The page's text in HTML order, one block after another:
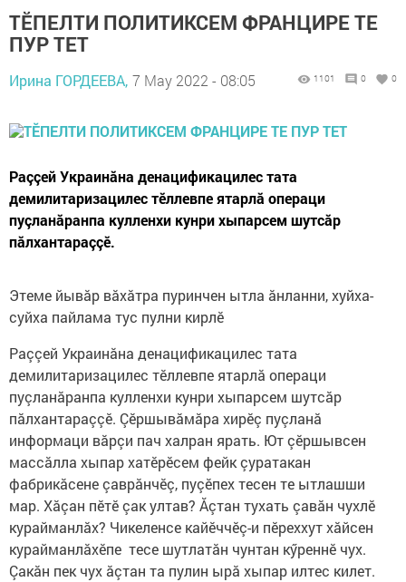
ТӖПЕЛТИ ПОЛИТИКСЕМ ФРАНЦИРЕ ТЕ
ПУР ТЕТ
Ирина ГОРДЕЕВА, 7 May 2022 - 08:05 1101 0 0
Раççей Украинăна денацификацилес тата
демилитаризацилес тӗллевпе ятарлă операци
пуçланăранпа кулленхи кунри хыпарсем шутсăр
пăлхантараççӗ.
Этеме йывăр вăхăтра пуринчен ытла ăнланни, хуйха-
суйха пайлама тус пулни кирлӗ
Раççей Украинăна денацификацилес тата
демилитаризацилес тӗллевпе ятарлă операци
пуçланăранпа кулленхи кунри хыпарсем шутсăр
пăлхантараççӗ. Çӗршывăмăра хирӗç пуçланă
информаци вăрçи пач халран ярать. Ют çӗршывсен
массăлла хыпар хатӗрӗсем фейк çуратакан
фабрикăсене çаврăнчӗç, пуçӗпех тесен те ытлашши
мар. Хăçан пӗтӗ çак ултав? Ăçтан тухать çавăн чухлӗ
курайманлăх? Чикеленсе кайӗччӗç-и пӗреххут хăйсен
курайманлăхӗпе тесе шутлатăн чунтан кӳреннӗ чух.
Çакăн пек чух ăçтан та пулин ырă хыпар илтес килет.